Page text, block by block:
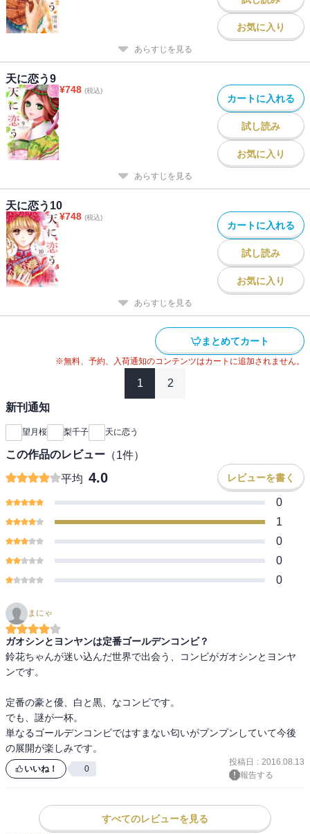
お気に入り
あらすじを見る
天に恋う9
¥748 (税込)
カートに入れる
試し読み
お気に入り
あらすじを見る
天に恋う10
¥748 (税込)
カートに入れる
試し読み
お気に入り
あらすじを見る
まとめてカート
※無料、予約、入荷通知のコンテンツはカートに追加されません。
1 2
新刊通知
望月桜 梨千子 天に恋う
この作品のレビュー （1件）
平均 4.0 レビューを書く
0
1
0
0
0
まにゃ
ガオシンとヨンヤンは定番ゴールデンコンビ？
鈴花ちゃんが迷い込んだ世界で出会う、コンビがガオシンとヨンヤ
ンです。
定番の豪と優、白と黒、なコンビです。
でも、謎が一杯。
単なるゴールデンコンビではすまない匂いがプンプンしていて今後
の展開が楽しみです。
いいね！ 0
投稿日 : 2016.08.13
報告する
すべてのレビューを見る